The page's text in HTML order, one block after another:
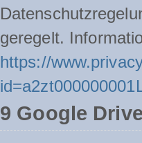
geregelt.
https://
9 Google